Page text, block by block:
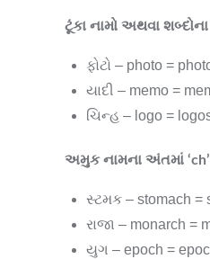
ટૂંકા નામો અથવા
ફોટો – photo =
યાદી – memo =
ચિન્હ – logo =
અમુક નામના અંતમાં ‘ch’
સ્ટમક – stomach =
રાજા – monarch =
યુગ – epoch =